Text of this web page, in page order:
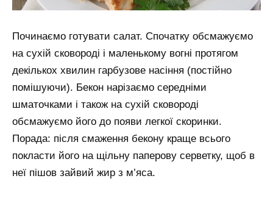
Починаємо готувати салат. Спочатку обсмажуємо
на сухій сковороді і маленькому вогні протягом
декількох хвилин гарбузове насіння (постійно
помішуючи). Бекон нарізаємо середніми
шматочками і також на сухій сковороді
обсмажуємо його до появи легкої скоринки.
Порада: після смаження бекону краще всього
покласти його на щільну паперову серветку, щоб в
неї пішов зайвий жир з м’яса.